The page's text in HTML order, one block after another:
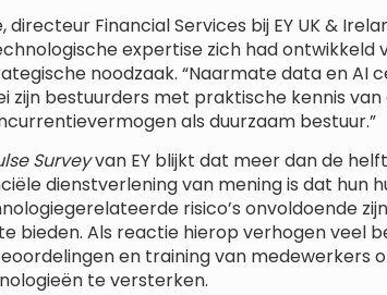
directeur Financial Services bij EY UK &
expertise zich had ontwikkeld
noodzaak. “Naarmate data en AI
zijn bestuurders met praktische kennis
als duurzaam bestuur.”
Surveyvan EY blijkt dat meer dan de
dienstverlening van mening is dat hun
risico’s onvoldoende
bieden. Als reactie hierop verhogen veel
en training van medewerkers
te versterken.